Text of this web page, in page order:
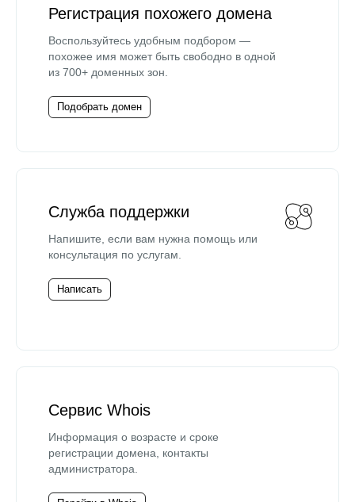
Регистрация похожего домена
Воспользуйтесь удобным подбором —
похожее имя может быть свободно в одной
из 700+ доменных зон.
Подобрать домен
Служба поддержки
Напишите, если вам нужна помощь или
консультация по услугам.
Написать
Сервис Whois
Информация о возрасте и сроке
регистрации домена, контакты
администратора.